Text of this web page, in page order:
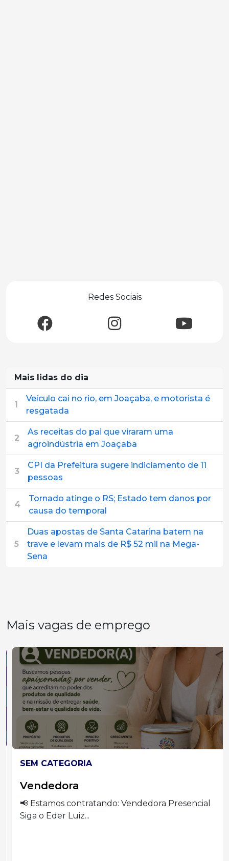
Redes Sociais
Mais lidas do dia
1
Veículo cai no rio, em Joaçaba, e motorista é
resgatada
2
As receitas do pai que viraram uma
agroindústria em Joaçaba
3
CPI da Prefeitura sugere indiciamento de 11
pessoas
4
Tornado atinge o RS; Estado tem danos por
causa do temporal
5
Duas apostas de Santa Catarina batem na
trave e levam mais de R$ 52 mil na Mega-
Sena
Mais vagas de emprego
SEM CATEGORIA
Vendedora
📢 Estamos contratando: Vendedora Presencial
Siga o Eder Luiz...